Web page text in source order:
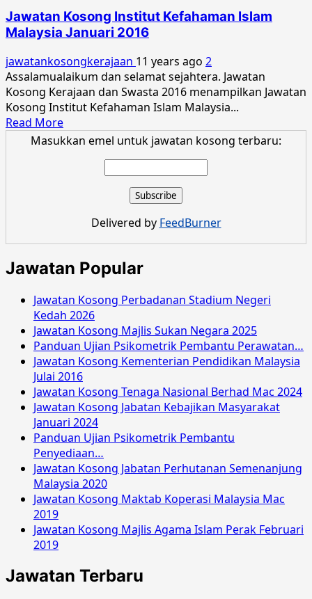
Kefahaman
Islam
Jun
2016
Jawatan Kosong Institut Kefahaman Islam
Malaysia Januari 2016
jawatankosongkerajaan 11 years ago 2
Assalamualaikum dan selamat sejahtera. Jawatan
Kosong Kerajaan dan Swasta 2016 menampilkan Jawatan
Kosong Institut Kefahaman Islam Malaysia...
Read MoreRead
more
Malaysia
Januari
2016
Masukkan emel untuk jawatan kosong terbaru:
Delivered by FeedBurner
Jawatan Popular
Jawatan Kosong Perbadanan Stadium Negeri
Kedah 2026
Jawatan Kosong Majlis Sukan Negara 2025
Panduan Ujian Psikometrik Pembantu Perawatan…
Jawatan Kosong Kementerian Pendidikan Malaysia
Julai 2016
Jawatan Kosong Tenaga Nasional Berhad Mac 2024
Jawatan Kosong Jabatan Kebajikan Masyarakat
Januari 2024
Panduan Ujian Psikometrik Pembantu
Penyediaan…
Jawatan Kosong Jabatan Perhutanan Semenanjung
Malaysia 2020
Jawatan Kosong Maktab Koperasi Malaysia Mac
2019
Jawatan Kosong Majlis Agama Islam Perak Februari
2019
Jawatan Terbaru